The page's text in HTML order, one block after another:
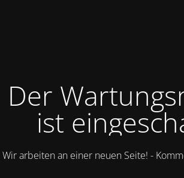
Der
ist
Wir arbeiten an einer neuen Seite! -